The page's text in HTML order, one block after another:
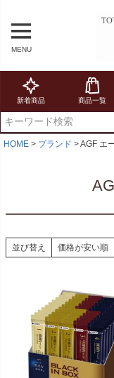
MENU
新着商品 商品一覧
HOME ブランド AGF エ
並び替え 価格が安い順